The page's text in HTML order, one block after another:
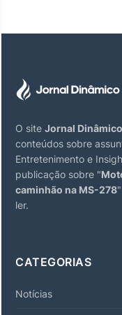
O site Jornal Dinâmico
conteúdos sobre
Entretenimento e
publicação sobre "
caminhão na MS-278
ler.
CATEGORIAS
Notícias